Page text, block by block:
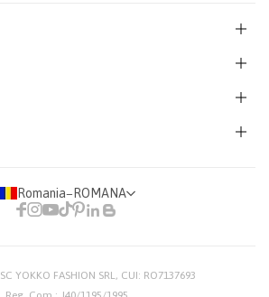
Romania− ROMANA
SC YOKKO FASHION SRL, CUI: RO7137693